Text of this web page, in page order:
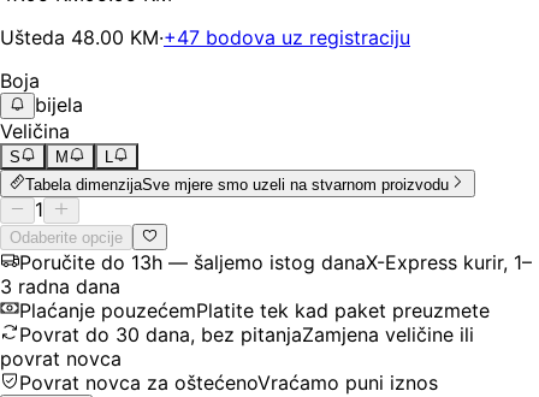
Ušteda 48.00 KM·+47 bodova uz registraciju
Boja
bijela
Veličina
S M
L
Tabela dimenzijaSve mjere smo uzeli na stvarnom proizvodu
1
Odaberite opcije
Poručite do 13h — šaljemo istog danaX-Express kurir, 1–
3 radna dana
Plaćanje pouzećemPlatite tek kad paket preuzmete
Povrat do 30 dana, bez pitanjaZamjena veličine ili
povrat novca
Povrat novca za oštećenoVraćamo puni iznos